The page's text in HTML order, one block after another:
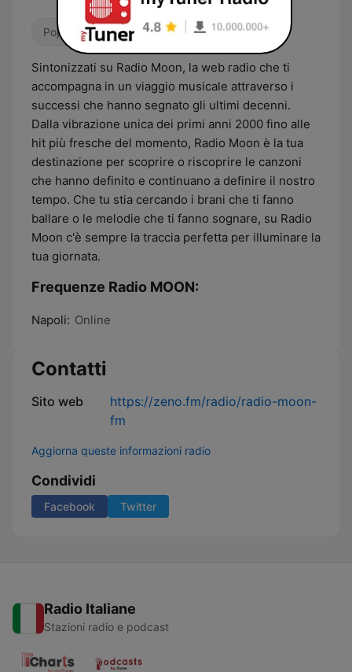
Pop / Top 40 00s
Sintonizzati su Radio Moon, la web radio che ti
accompagna in un viaggio musicale attraverso i
successi che hanno segnato gli ultimi decenni.
Dalla vibrazione unica dei primi anni 2000 fino alle
hit più fresche del momento, Radio Moon è la tua
destinazione per scoprire o riscoprire le canzoni
che hanno definito e continuano a definire il nostro
tempo. Che tu stia cercando i brani che ti fanno
ballare o le melodie che ti fanno sognare, su Radio
Moon c'è sempre la traccia perfetta per illuminare la
tua giornata.
Frequenze Radio MOON:
Napoli: Online
Contatti
Sito web
https://zeno.fm/radio/radio-moon-
fm
Aggiorna queste informazioni radio
Condividi
Facebook Twitter
Radio Italiane
Stazioni radio e podcast